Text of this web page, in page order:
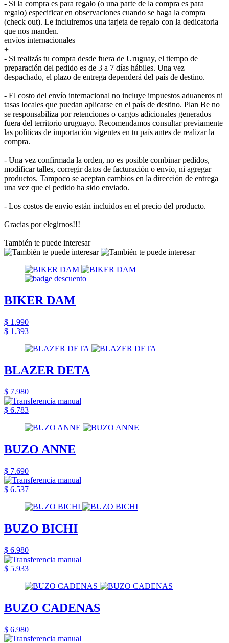
- Si la compra es para regalo (o una parte de la compra es para
regalo) especificar en observaciones cuando se haga la compra
(check out). Le incluiremos una tarjeta de regalo con la dedicatoria
que nos manden.
envíos internacionales
+
- Si realizás tu compra desde fuera de Uruguay, el tiempo de
preparación del pedido es de 3 a 7 días hábiles. Una vez
despachado, el plazo de entrega dependerá del país de destino.
- El costo del envío internacional no incluye impuestos aduaneros ni
tasas locales que puedan aplicarse en el país de destino. Plan Be no
se responsabiliza por retenciones o cargos adicionales generados
fuera del territorio uruguayo. Recomendamos consultar previamente
las políticas de importación vigentes en tu país antes de realizar la
compra.
- Una vez confirmada la orden, no es posible combinar pedidos,
modificar talles, corregir datos de facturación o envío, ni agregar
productos. Tampoco se aceptan cambios en la dirección de entrega
una vez que el pedido ha sido enviado.
- Los costos de envío están incluidos en el precio del producto.
Gracias por elegirnos!!!
También te puede interesar
BIKER DAM
$ 1.990
$ 1.393
BLAZER DETA
$ 7.980
$ 6.783
BUZO ANNE
$ 7.690
$ 6.537
BUZO BICHI
$ 6.980
$ 5.933
BUZO CADENAS
$ 6.980